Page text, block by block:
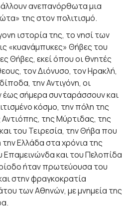
ανεπανόρθωτα μια
της στον πολιτισμό.
ιστορία της, το νησί των
«κυανάμπυκες» Θήβες του
Θήβες, εκεί όπου οι θνητές
τον Διόνυσο, τον Ηρακλή,
την Αντιγόνη, οι
σήμερα συνταράσσουν και
κόσμο, την πόλη της
Αντιόπης, της Μύρτιδας, της
του Τειρεσία, την Θήβα που
την Ελλάδα στα χρόνια της
Επαμεινώνδα και του Πελοπίδα
ήταν πρωτεύουσα του
στην φραγκοκρατία
των Αθηνών, με μνημεία της